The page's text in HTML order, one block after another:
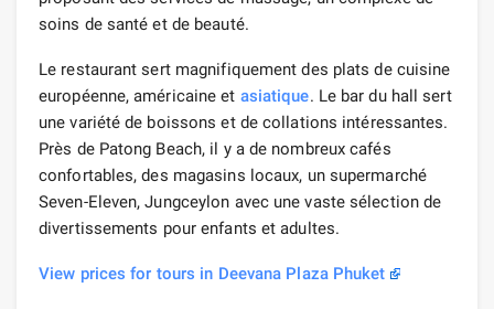
soins de santé et de beauté.
Le restaurant sert magnifiquement des plats de cuisine
européenne, américaine et asiatique. Le bar du hall sert
une variété de boissons et de collations intéressantes.
Près de Patong Beach, il y a de nombreux cafés
confortables, des magasins locaux, un supermarché
Seven-Eleven, Jungceylon avec une vaste sélection de
divertissements pour enfants et adultes.
View prices for tours in Deevana Plaza Phuket